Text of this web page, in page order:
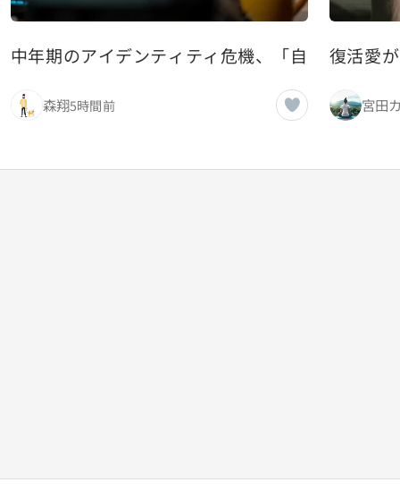
中年期のアイデンティティ危機、「自分は何者
森翔5時間前
復活愛
宮田